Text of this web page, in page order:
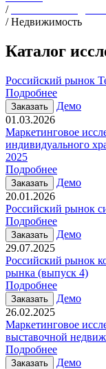
/
/Недвижимость
Каталог
Российский рынок
Подробнее
Заказать
Демо
01.03.2026
Маркетинговое
индивидуального
2025
Подробнее
Заказать
Демо
20.01.2026
Российский рынок
Подробнее
Заказать
Демо
29.07.2025
Российский рынок
рынка (выпуск 4)
Подробнее
Заказать
Демо
26.02.2025
Маркетинговое
выставочной
Подробнее
Заказать
Демо